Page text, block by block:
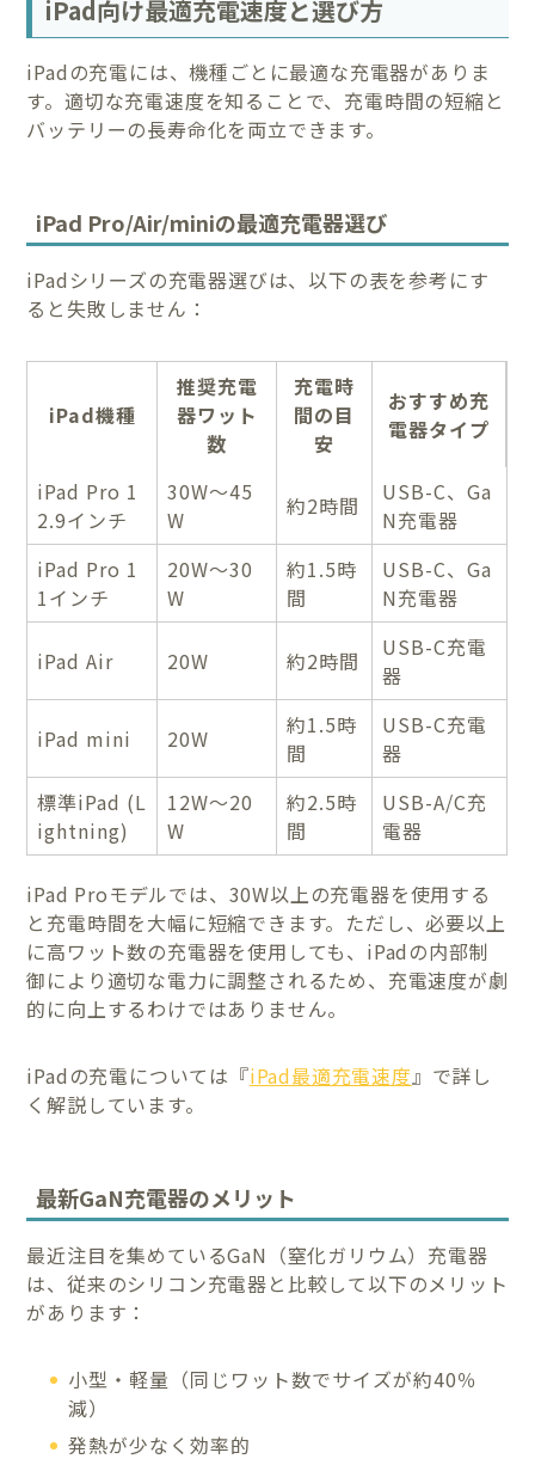
iPad向け最適充電速度と選び方
iPadの充電には、機種ごとに最適な充電器がありま
す。適切な充電速度を知ることで、充電時間の短縮と
バッテリーの長寿命化を両立できます。
iPad Pro/Air/miniの最適充電器選び
iPadシリーズの充電器選びは、以下の表を参考にす
ると失敗しません：
iPad機種
推奨充電
器ワット
数
充電時
間の目
安
おすすめ充
電器タイプ
iPad Pro 1
2.9インチ
30W〜45
W
約2時間
USB-C、Ga
N充電器
iPad Pro 1
1インチ
20W〜30
W
約1.5時
間
USB-C、Ga
N充電器
iPad Air 20W 約2時間
USB-C充電
器
iPad mini 20W
約1.5時
間
USB-C充電
器
標準iPad (L
ightning)
12W〜20
W
約2.5時
間
USB-A/C充
電器
iPad Proモデルでは、30W以上の充電器を使用する
と充電時間を大幅に短縮できます。ただし、必要以上
に高ワット数の充電器を使用しても、iPadの内部制
御により適切な電力に調整されるため、充電速度が劇
的に向上するわけではありません。
iPadの充電については『iPad最適充電速度』で詳し
く解説しています。
最新GaN充電器のメリット
最近注目を集めているGaN（窒化ガリウム）充電器
は、従来のシリコン充電器と比較して以下のメリット
があります：
小型・軽量（同じワット数でサイズが約40％
減）
発熱が少なく効率的